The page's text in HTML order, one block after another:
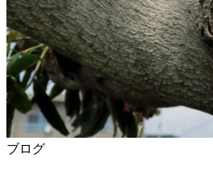
ブログ